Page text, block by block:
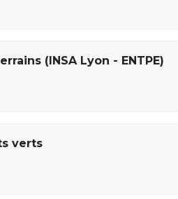
(INSA Lyon - ENTPE)
verts